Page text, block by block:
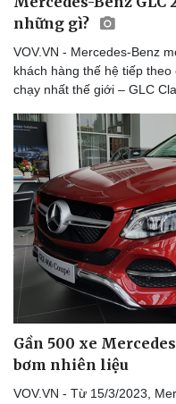
những gì?
VOV.VN - Mercedes-Benz
khách hàng thế hệ tiếp
chạy nhất thế giới – GLC
Gần 500 xe
bơm nhiên liệu
VOV.VN - Từ 15/3/2023,